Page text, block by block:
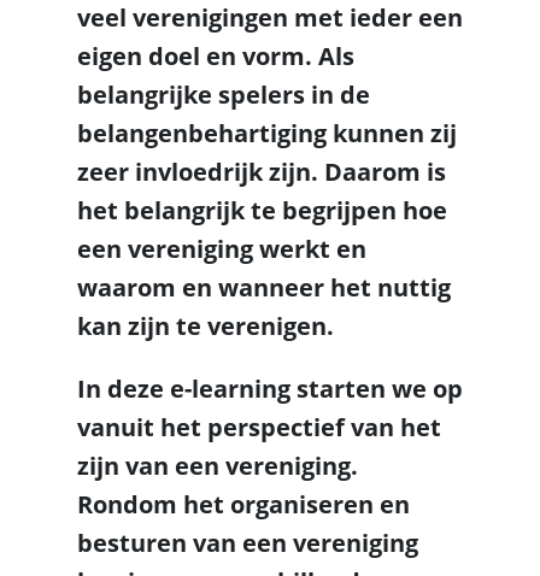
veel verenigingen met ieder een
eigen doel en vorm. Als
belangrijke spelers in de
belangenbehartiging kunnen zij
zeer invloedrijk zijn. Daarom is
het belangrijk te begrijpen hoe
een vereniging werkt en
waarom en wanneer het nuttig
kan zijn te verenigen.
In deze e-learning starten we op
vanuit het perspectief van het
zijn van een vereniging.
Rondom het organiseren en
besturen van een vereniging